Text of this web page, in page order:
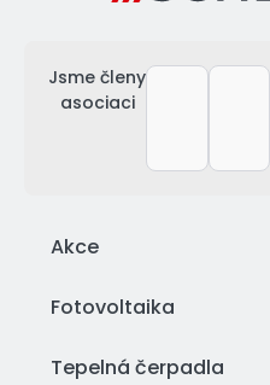
Jsme členy
asociaci
Akce
Fotovoltaika
Tepelná čerpadla